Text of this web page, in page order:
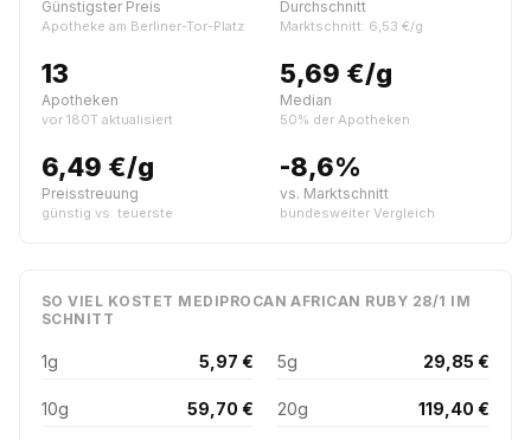
Günstigster Preis
Apotheke am Berliner-Tor-Platz
Durchschnitt
Marktschnitt: 6,53 €/g
13
Apotheken
vor 180T aktualisiert
5,69 €/g
Median
50% der Apotheken
6,49 €/g
Preisstreuung
günstig vs. teuerste
-8,6%
vs. Marktschnitt
bundesweiter Vergleich
SO VIEL KOSTET MEDIPROCAN AFRICAN RUBY 28/1 IM
SCHNITT
1g 5,97 € 5g 29,85 €
10g 59,70 € 20g 119,40 €